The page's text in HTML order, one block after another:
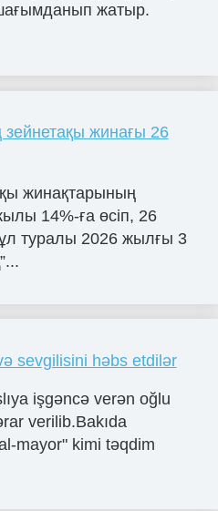
жатыр.
зейнетақы жинағы 26
жинақтарының
14%-ға өсіп, 26
туралы 2026 жылғы 3
sevgilisini həbs etdilər
işgəncə verən oğlu
verilib.Bakıda
mayor" kimi təqdim